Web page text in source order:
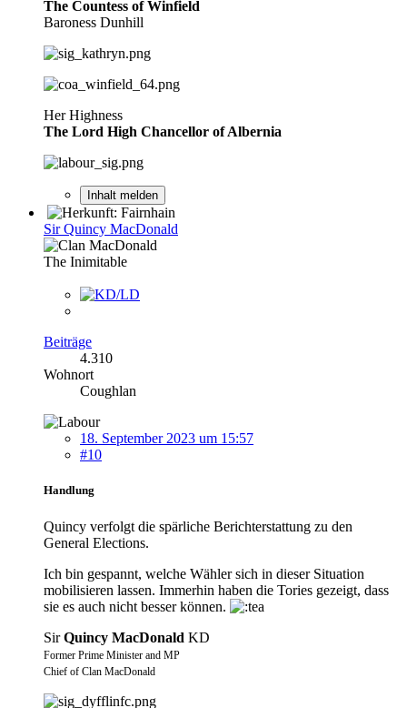
The Countess of Winfield
Baroness Dunhill
Her Highness
The Lord High Chancellor of Albernia
Inhalt melden
Sir Quincy MacDonald
The Inimitable
Beiträge
4.310
Wohnort
Coughlan
18. September 2023 um 15:57
#10
Handlung
Quincy verfolgt die spärliche Berichterstattung zu den
General Elections.
Ich bin gespannt, welche Wähler sich in dieser Situation
mobilisieren lassen. Immerhin haben die Tories gezeigt, dass
sie es auch nicht besser können.
SirQuincy MacDonald KD
Former Prime Minister and MP
Chief of Clan MacDonald